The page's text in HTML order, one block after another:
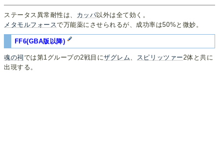
ステータス異常耐性は、 カッパ以外は全て効く。
メタモルフォースで万能薬にさせられるが、成功率は50%と微妙。
FF6(GBA版以降)
魂の祠 では第1グループの2戦目にザグレム スピリッツァー 2体と共に
出現する。